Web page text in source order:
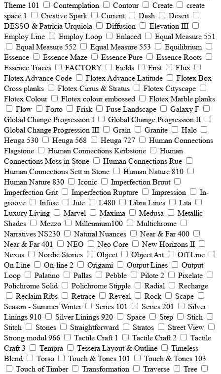
Theme 101
Contemplation Contour Create
create
space 1
Creative Spark Current Dash
Desert
DESSO & Patricia Urquiola
Diffusion
Elevation III
Employ Line
Employ Loop Enlaced
Equal Measure 551
Equal Measure 552
Equal Measure 553
Equilibrium
Essence
Essence Maze Essence Pure
Essence Roots
Essence Traces
FACTORY Fields First
FIux
Flotex Advance Code
Flotex Advance Latitude
Flotex Box
Cross planks
Flotex Cirrus & Stratus
Flotex Cityscape
Flotex Colour
Flotex colour embossed
Flotex Marble planks
Flow
Forto Frisk Fuse Landscape
Galaxy F
Global Change Progression I
Global Change Progression II
Global Change Progression III
Grain Granite
Halo
Heuga 530
Heuga 568 Heuga 727
Human Connections
Flagstone
Human Connections Kerbstone
Human
Connections Moss in Stone
Human Connections Rue
Human Connections Sett in Stone
Human Nature 810
Human Nature 830
Iconic
Imperfection Bruut
Imperfection Grit
Imperfection Rupture Impression
In-
groove
Infuse Jute L480 Libra Lines
Lita
Luxury Living
Marvel Maxima Medusa
Metallic
Shades
Mezzo Millennium100
Multichrome
Narratives NS230
Natural Nuances
Near & Far 400
Near & Far 401
NEO Neo Core
New Horizons II
Nexus
Nordic Stories Object Object Art
Off Line
On Line
On-line 2 Origami Output Lines
Output
Loop
Palatino Pallas Pebble Pilote 2
Pixelate
Polichrome Solid
Polichrome Stipple Radial
Recharge
Reclaim Ribs
Retrace Reveal Rock
Scape
Season - Summer Winter
Series 101 Series 201
Silver
Linings 910
Silver Linings 920 Space Step
Stich
Stitch
Stones Straightforward Stratos
Street View
Strong modul 966
Tactile Craft 1 Tactile Craft 2
Tactile
Craft 3
Tempra Tessera Layout & Outline
Timeless
Blend
Torso Touch & Tones 101
Touch & Tones 103
Touch of Timber
Transformation Traverse
Tree